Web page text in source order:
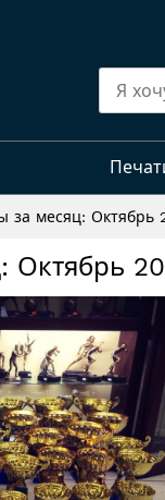
за месяц: Октябрь
Октябрь